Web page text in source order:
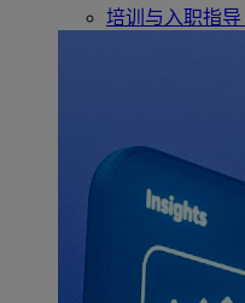
培训与入职指导